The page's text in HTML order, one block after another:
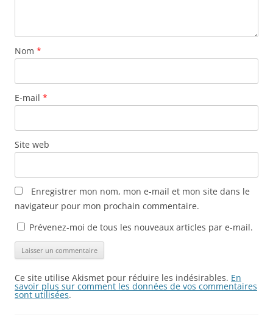
Nom *
E-mail *
Site web
Enregistrer mon nom, mon e-mail et mon site dans le
navigateur pour mon prochain commentaire.
Prévenez-moi de tous les nouveaux articles par e-mail.
Ce site utilise Akismet pour réduire les indésirables. En
savoir plus sur comment les données de vos commentaires
sont utilisées.